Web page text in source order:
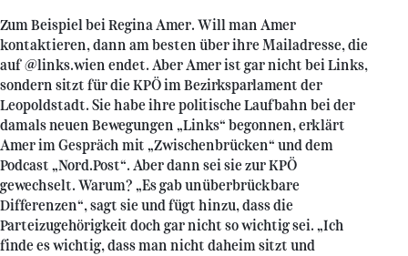
Zum Beispiel bei Regina Amer. Will man Amer
kontaktieren, dann am besten über ihre Mailadresse, die
auf @links.wien endet. Aber Amer ist gar nicht bei Links,
sondern sitzt für die KPÖ im Bezirksparlament der
Leopoldstadt. Sie habe ihre politische Laufbahn bei der
damals neuen Bewegungen „Links“ begonnen, erklärt
Amer im Gespräch mit „Zwischenbrücken“ und dem
Podcast „Nord.Post“. Aber dann sei sie zur KPÖ
gewechselt. Warum? „Es gab unüberbrückbare
Differenzen“, sagt sie und fügt hinzu, dass die
Parteizugehörigkeit doch gar nicht so wichtig sei. „Ich
finde es wichtig, dass man nicht daheim sitzt und